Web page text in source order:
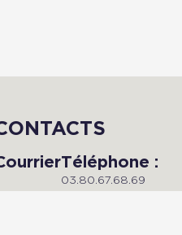
Téléphone :
03.80.67.68.69